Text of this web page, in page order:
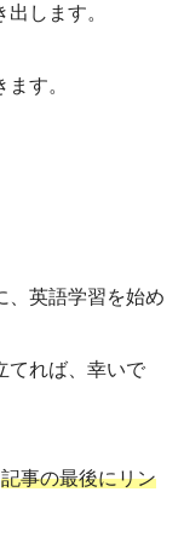
します。
す。
、英語学習を始め
てれば、幸いで
記事の最後にリン